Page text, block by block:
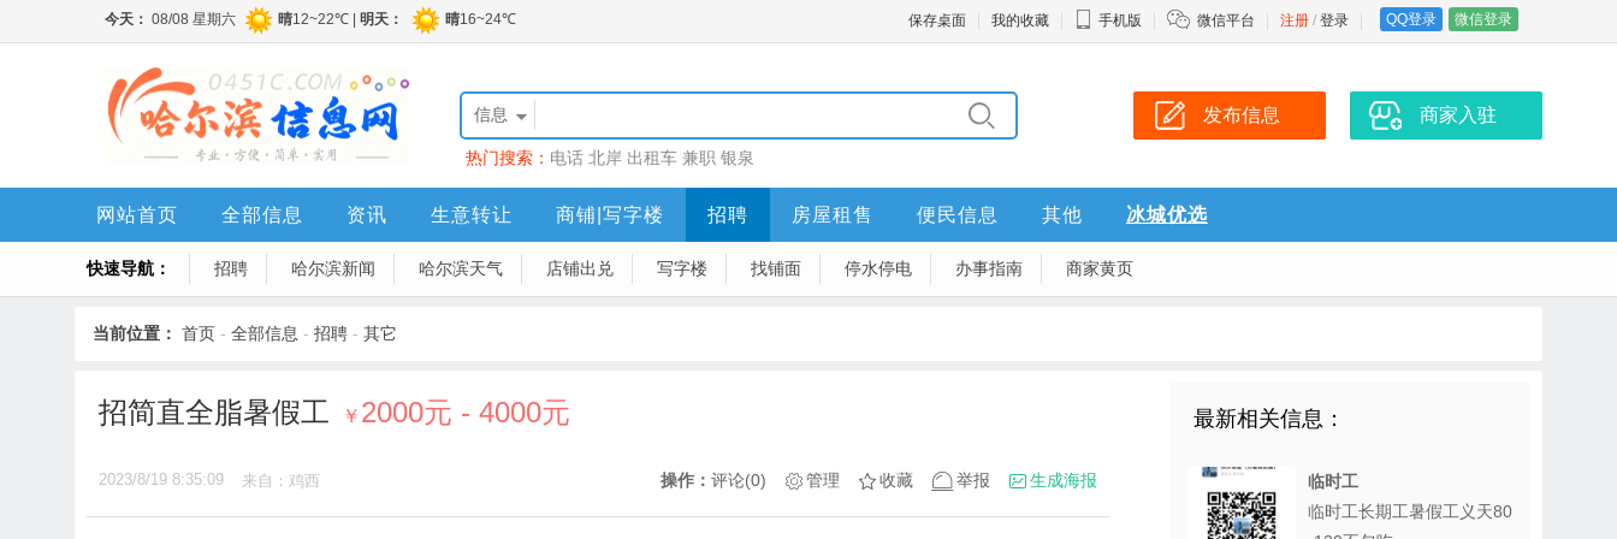
注册 / 登录 QQ登录 微信登录
保存桌面 我的收藏 手机版 微信平台
信息
热门搜索： 电话 北岸 出租车 兼职 银泉
发布信息 商家入驻
网站首页 全部信息 资讯 生意转让 商铺|写字楼 招聘 房屋租售 便民信息 其他 冰城优选
快速导航： 招聘 哈尔滨新闻 哈尔滨天气 店铺出兑 写字楼 找铺面 停水停电 办事指南 商家黄页
当前位置： 首页 - 全部信息 - 招聘 - 其它
招简直全脂暑假工 ￥ 2000元 - 4000元
2023/8/19 8:35:09 来自：鸡西 操作： 评论(0) 管理 收藏 举报 生成海报
最新相关信息：
临时工
临时工长期工暑假工义天80